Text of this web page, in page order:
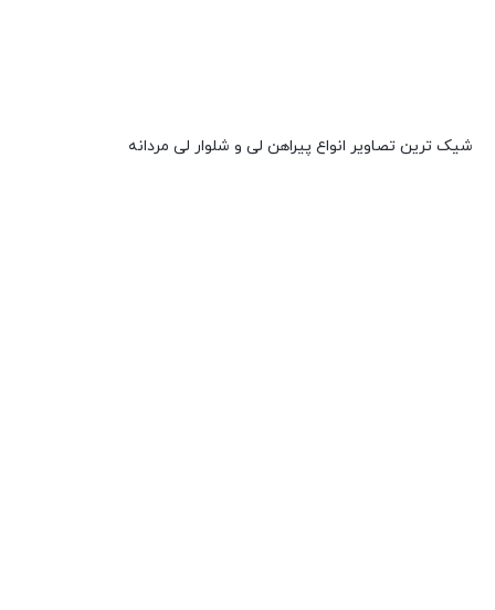
شیک ترین تصاویر انواع پیراهن لی و شلوار لی مردانه